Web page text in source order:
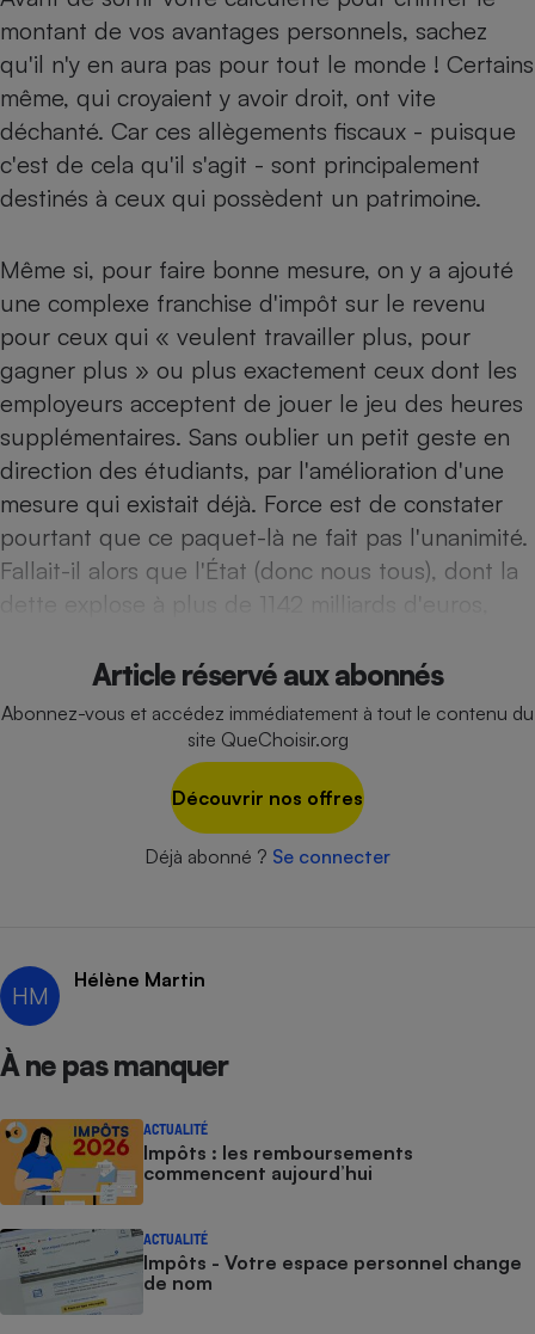
montant de vos avantages personnels, sachez
qu'il n'y en aura pas pour tout le monde ! Certains
même, qui croyaient y avoir droit, ont vite
déchanté. Car ces allègements fiscaux - puisque
c'est de cela qu'il s'agit - sont principalement
destinés à ceux qui possèdent un patrimoine.
Même si, pour faire bonne mesure, on y a ajouté
une complexe franchise d'impôt sur le revenu
pour ceux qui « veulent travailler plus, pour
gagner plus » ou plus exactement ceux dont les
employeurs acceptent de jouer le jeu des heures
supplémentaires. Sans oublier un petit geste en
direction des étudiants, par l'amélioration d'une
mesure qui existait déjà. Force est de constater
pourtant que ce paquet-là ne fait pas l'unanimité.
Fallait-il alors que l'État (donc nous tous), dont la
dette explose à plus de 1142 milliards d'euros,
Article réservé aux abonnés
Abonnez-vous et accédez immédiatement à tout le contenu du
site QueChoisir.org
Découvrir nos offres
Déjà abonné ? Se connecter
HM
Hélène Martin
À ne pas manquer
ACTUALITÉ
Impôts : les remboursements
commencent aujourd’hui
ACTUALITÉ
Impôts - Votre espace personnel change
de nom
Complément
alimentaire
bouteille
Assurance emprunteur
Banque
Petit électroménager -
Lave-linge
Plaque de cuisson à
Climatiseur -
Ventilateur
Téléviseur
Téléphone mobile -
Smartphone
Radiateur électrique
Climatiseur -
Mutuelle
Antimoustique